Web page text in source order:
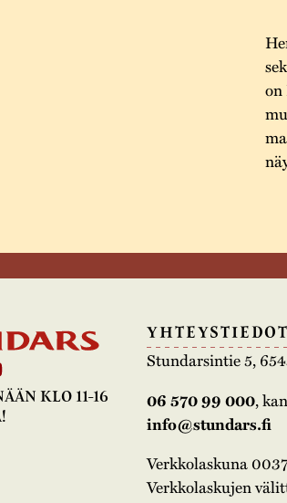
on
KLO 11-16
YHTEYSTIEDOT
Stundarsintie 5,
06 570 99 000,
info@stundars.fi
Verkkolaskuna
Verkkolaskujen